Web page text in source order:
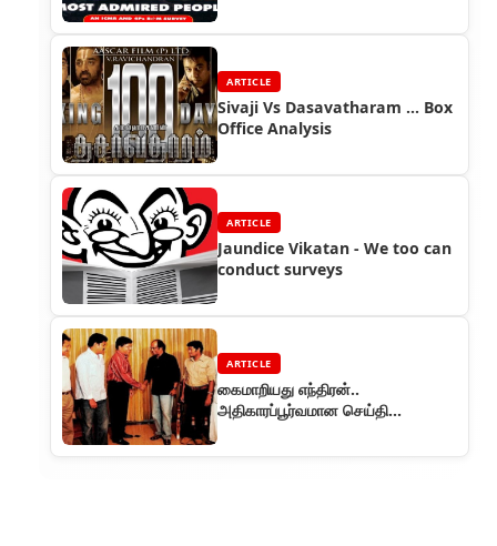
ARTICLE
Sivaji Vs Dasavatharam ... Box
Office Analysis
ARTICLE
Jaundice Vikatan - We too can
conduct surveys
ARTICLE
கைமாறியது எந்திரன்..
அதிகாரப்பூர்வமான செய்தி…